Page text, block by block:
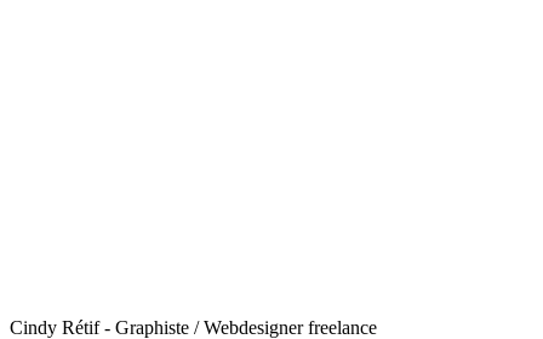
Cindy Rétif - Graphiste / Webdesigner freelance